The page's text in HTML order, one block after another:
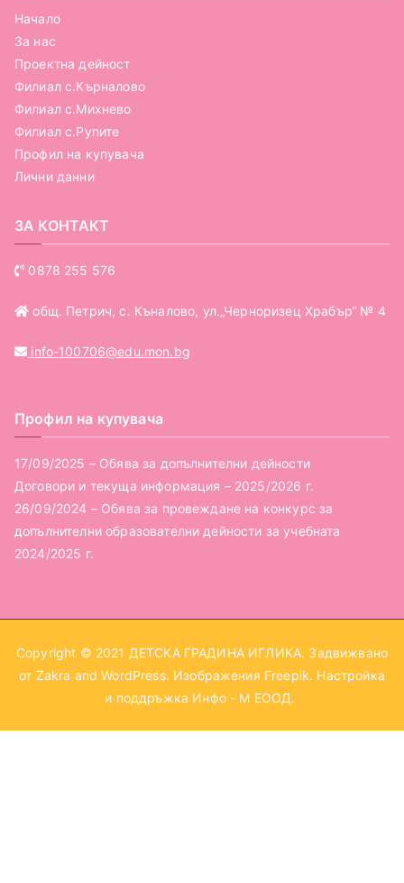
Начало
За нас
Проектна дейност
Филиал с.Кърналово
Филиал с.Михнево
Филиал с.Рупите
Профил на купувача
Лични данни
ЗА КОНТАКТ
0878 255 576
общ. Петрич, с. Къналово, ул.„Черноризец Храбър“ № 4
info-100706@edu.mon.bg
Профил на купувача
17/09/2025 – Обява за допълнителни дейности
Договори и текуща информация – 2025/2026 г.
26/09/2024 – Обява за провеждане на конкурс за
допълнителни образователни дейности за учебната
2024/2025 г.
Copyright © 2021 ДЕТСКА ГРАДИНА ИГЛИКА. Задвижвано
от Zakra andWordPress. Изображения Freepik. Настройка
и поддръжка Инфо - М ЕООД.